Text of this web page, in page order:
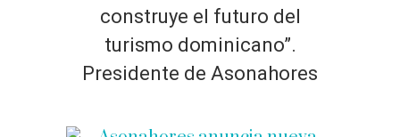
construye el futuro del
turismo dominicano”.
Presidente de Asonahores